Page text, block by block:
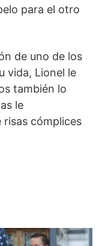
para el otro
de uno de los
vida, Lionel le
también lo
le
risas cómplices